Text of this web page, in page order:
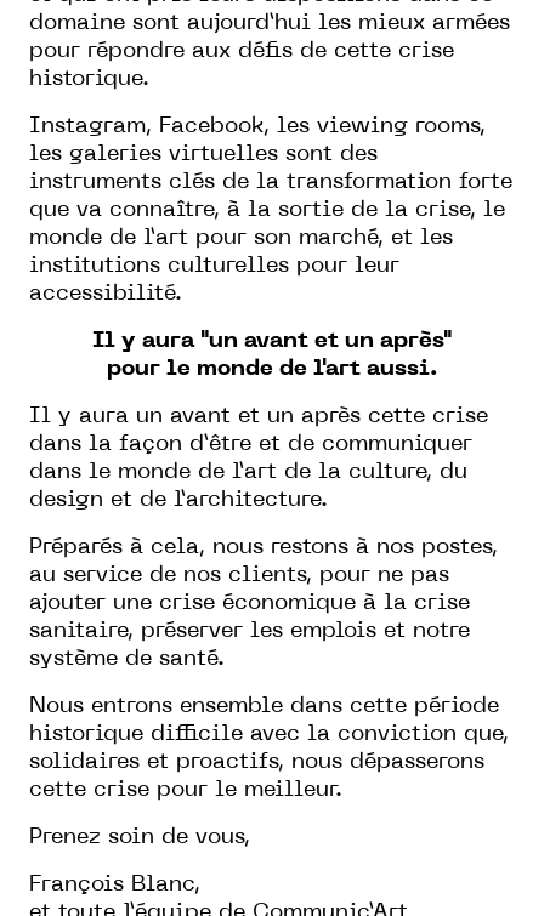
domaine sont aujourd’hui les mieux armées
pour répondre aux défis de cette crise
historique.
Instagram, Facebook, les viewing rooms,
les galeries virtuelles sont des
instruments clés de la transformation forte
que va connaître, à la sortie de la crise, le
monde de l’art pour son marché, et les
institutions culturelles pour leur
accessibilité.
Il y aura "un avant et un après"
pour le monde de l'art aussi.
Il y aura un avant et un après cette crise
dans la façon d’être et de communiquer
dans le monde de l’art de la culture, du
design et de l’architecture.
Préparés à cela, nous restons à nos postes,
au service de nos clients, pour ne pas
ajouter une crise économique à la crise
sanitaire, préserver les emplois et notre
système de santé.
Nous entrons ensemble dans cette période
historique difficile avec la conviction que,
solidaires et proactifs, nous dépasserons
cette crise pour le meilleur.
Prenez soin de vous,
François Blanc,